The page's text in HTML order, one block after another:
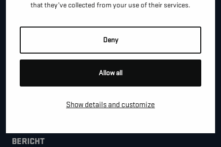
that they’ve collected from your use of their services.
Deny
Allow all
Show details and customize
BEDRIJFSNAAM
BERICHT